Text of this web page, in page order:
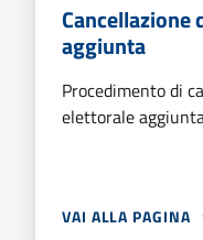
aggiunta
Procedimento di
elettorale
VAI ALLA PAGINA